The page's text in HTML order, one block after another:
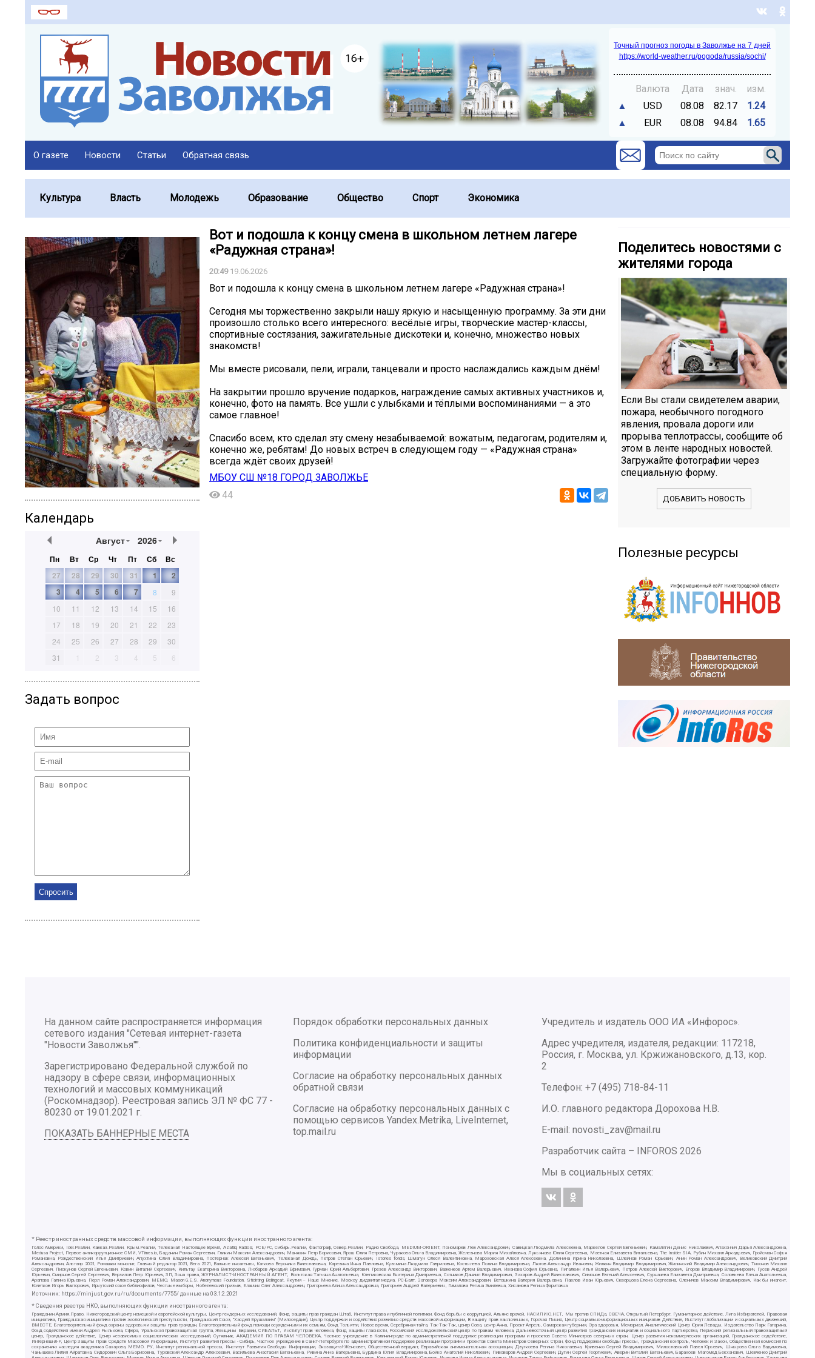
Точный прогноз погоды в Заволжье на 7 дней
https://world-weather.ru/pogoda/russia/sochi/
Валюта Дата знач.
изм.
▲
USD 08.08 82.17
1.24
▲
EUR 08.08 94.84 1.65
О газете Новости Статьи Обратная связь
Культура Власть Молодежь Образование Общество Спорт Экономика
Календарь
Август 2026
Пн Вт Ср Чт Пт Сб
Вс
27
28 29 30 31 1
2
3
4 5 6 7 8
9
10
11 12 13 14 15
16
17
18 19 20 21 22
23
24
25 26 27 28 29
30
31
1 2 3 4 5 6
Задать вопрос
Вот и подошла к концу смена в школьном летнем лагере
«Радужная страна»!
20:4919.06.2026
Вот и подошла к концу смена в школьном летнем лагере «Радужная страна»!
Сегодня мы торжественно закрыли нашу яркую и насыщенную программу. За эти дни
произошло столько всего интересного: весёлые игры, творческие мастер-классы,
спортивные состязания, зажигательные дискотеки и, конечно, множество новых
знакомств!
Мы вместе рисовали, пели, играли, танцевали и просто наслаждались каждым днём!
На закрытии прошло вручение подарков, награждение самых активных участников и,
конечно, фото на память. Все ушли с улыбками и тёплыми воспоминаниями — а это
самое главное!
Спасибо всем, кто сделал эту смену незабываемой: вожатым, педагогам, родителям и,
конечно же, ребятам! До новых встреч в следующем году — «Радужная страна»
всегда ждёт своих друзей!
МБОУ СШ №18 ГОРОД ЗАВОЛЖЬЕ
44
Поделитесь новостями с
жителями города
Если Вы стали свидетелем аварии,
пожара, необычного погодного
явления, провала дороги или
прорыва теплотрассы, сообщите об
этом в ленте народных новостей.
Загружайте фотографии через
специальную форму.
ДОБАВИТЬ НОВОСТЬ
Полезные ресурсы
На данном сайте распространяется информация
сетевого издания "Сетевая интернет-газета
"Новости Заволжья"".
Зарегистрировано Федеральной службой по
надзору в сфере связи, информационных
технологий и массовых коммуникаций
(Роскомнадзор). Реестровая запись ЭЛ № ФС 77 -
80230 от 19.01.2021 г.
ПОКАЗАТЬ БАННЕРНЫЕ МЕСТА
Порядок обработки персональных данных
Политика конфиденциальности и защиты
информации
Согласие на обработку персональных данных
обратной связи
Согласие на обработку персональных данных с
помощью сервисов Yandex.Metrika, LiveInternet,
top.mail.ru
Учредитель и издатель ООО ИА «Инфорос».
Адрес учредителя, издателя, редакции: 117218,
Россия, г. Москва, ул. Кржижановского, д.13, кор.
2
Телефон: +7 (495) 718-84-11
И.О. главного редактора Дорохова Н.В.
E-mail: novosti_zav@mail.ru
Разработчик сайта –
INFOROS 2026
Мы в социальных сетях:
* Реестр иностранных средств массовой информации, выполняющих функции иностранного агента:
Голос Америки, Idel.Реалии, Кавказ.Реалии, Крым.Реалии, Телеканал Настоящее Время, Azatliq Radiosi, PCE/PC, Сибирь.Реалии, Фактограф, Север.Реалии, Радио Свобода, MEDIUM-ORIENT, Пономарев Лев Александрович, Савицкая Людмила Алексеевна, Маркелов Сергей Евгеньевич, Камалягин Денис Николаевич, Апахончич Дарья Александровна,
Medusa Project, Первое антикоррупционное СМИ, VTimes.io, Баданин Роман Сергеевич, Гликин Максим Александрович, Маняхин Петр Борисович, Ярош Юлия Петровна, Чуракова Ольга Владимировна, Железнова Мария Михайловна, Лукьянова Юлия Сергеевна, Маетная Елизавета Витальевна, The Insider SIA, Рубин Михаил Аркадьевич, Гройсман Софья
Романовна, Рождественский Илья Дмитриевич, Апухтина Юлия Владимировна, Постернак Алексей Евгеньевич, Телеканал Дождь, Петров Степан Юрьевич, Istories fonds, Шмагун Олеся Валентиновна, Мароховская Алеся Алексеевна, Долинина Ирина Николаевна, Шлейнов Роман Юрьевич, Анин Роман Александрович, Великовский Дмитрий
Александрович, Альтаир 2021, Ромашки монолит, Главный редактор 2021, Вега 2021, Важные иноагенты, Каткова Вероника Вячеславовна, Карезина Инна Павловна, Кузьмина Людмила Гавриловна, Костылева Полина Владимировна, Лютов Александр Иванович, Жилкин Владимир Владимирович, Жилинский Владимир Александрович, Тихонов Михаил
Сергеевич, Пискунов Сергей Евгеньевич, Ковин Виталий Сергеевич, Кильтау Екатерина Викторовна, Любарев Аркадий Ефимович, Гурман Юрий Альбертович, Грезев Александр Викторович, Важенков Артем Валерьевич, Иванова София Юрьевна, Пигалкин Илья Валерьевич, Петров Алексей Викторович, Егоров Владимир Владимирович, Гусев Андрей
Юрьевич, Смирнов Сергей Сергеевич, Верзилов Петр Юрьевич, ЗП, Зона права, ЖУРНАЛИСТ-ИНОСТРАННЫЙ АГЕНТ, Вольтская Татьяна Анатольевна, Клепиковская Екатерина Дмитриевна, Сотников Даниил Владимирович, Захаров Андрей Вячеславович, Симонов Евгений Алексеевич, Сурначева Елизавета Дмитриевна, Соловьева Елена Анатольевна,
Арапова Галина Юрьевна, Перл Роман Александрович, МЕМО, Mason G.E.S. Anonymous Foundation, Stichting Bellingcat, Якутия – Наше Мнение, Москоу диджитал медиа, РС-Балт, Заговора Максим Александрович, Ветошкина Валерия Валерьевна, Павлов Иван Юрьевич, Скворцова Елена Сергеевна, Оленичев Максим Владимирович, Как бы инагент,
Кочетков Игорь Викторович, Иркутский союз библиофилов, Честные выборы, Нобелевский призыв, Еланчик Олег Александрович, Григорьева Алина Александровна, Григорьев Андрей Валерьевич , Гималова Регина Эмилевна, Хисамова Регина Фаритовна
Источник: https://minjust.gov.ru/ru/documents/7755/данные на 03.12.2021
* Сведения реестра НКО, выполняющих функции иностранного агента:
Гражданин.Армия.Право, Нижегородский центр немецкой и европейской культуры, Центр гендерных исследований, Фонд защиты прав граждан Штаб, Институт права и публичной политики, Фонд борьбы с коррупцией, Альянс врачей, НАСИЛИЮ.НЕТ, Мы против СПИДа, СВЕЧА, Открытый Петербург, Гуманитарное действие, Лига Избирателей, Правовая
инициатива, Гражданская инициатива против экологической преступности, Гражданский Союз, "Хасдей Ерушалаим" (Милосердие), Центр поддержки и содействия развитию средств массовой информации, В защиту прав заключенных, Горячая Линия, Центр социально-информационных инициатив Действие, Институт глобализации и социальных движений,
ВМЕСТЕ, Благотворительный фонд охраны здоровья и защиты прав граждан, Благотворительный фонд помощи осужденным и их семьям, Фонд Тольятти, Новое время, Серебряная тайга, Так-Так-Так, центр Сова, центр Анна, Проект Апрель, Самарская губерния, Эра здоровья, Мемориал, Аналитический Центр Юрия Левады, Издательство Парк Гагарина,
Фонд содействия имени Андрея Рылькова, Сфера, Уральская правозащитная группа, Женщины Евразии, СИБАЛЬТ, Институт прав человека, Фонд защиты гласности, Российский исследовательский центр по правам человека, Дальневосточный центр развития гражданских инициатив и социального партнерства, Пермский региональный правозащитный
центр, Гражданское действие, Центр независимых социологических исследований, Сутяжник, АКАДЕМИЯ ПО ПРАВАМ ЧЕЛОВЕКА, Частное учреждение в Калининграде по административной поддержке реализации программ и проектов Совета Министров северных стран, Центр развития некоммерческих организаций, Гражданское содействие,
Интернешнл-Р, Центр Защиты Прав Средств Массовой Информации, Институт развития прессы - Сибирь, Частное учреждение в Санкт-Петербурге по административной поддержке реализации программ и проектов Совета Министров Северных Стран, Фонд поддержки свободы прессы, Гражданский контроль, Человек и Закон, Общественная комиссия по
сохранению наследия академика Сахарова, МЕМО. РУ, Институт региональной прессы, Институт Развития Свободы Информации, Экозащита!-Женсовет, Общественный вердикт, Евразийская антимонопольная ассоциация, Дзугкоева Регина Николаевна, Кривенко Сергей Владимирович, Милославский Павел Юрьевич, Шнырова Ольга Вадимовна,
Чанышева Лилия Айратовна, Сидорович Ольга Борисовна, Туровский Александр Алексеевич, Васильева Анастасия Евгеньевна, Ривина Анна Валерьевна, Бурдина Юлия Владимировна, Бойко Анатолий Николаевич, Пивоваров Андрей Сергеевич, Дугин Сергей Георгиевич, Аверин Виталий Евгеньевич, Барахоев Магомед Бекханович, Шевченко Дмитрий